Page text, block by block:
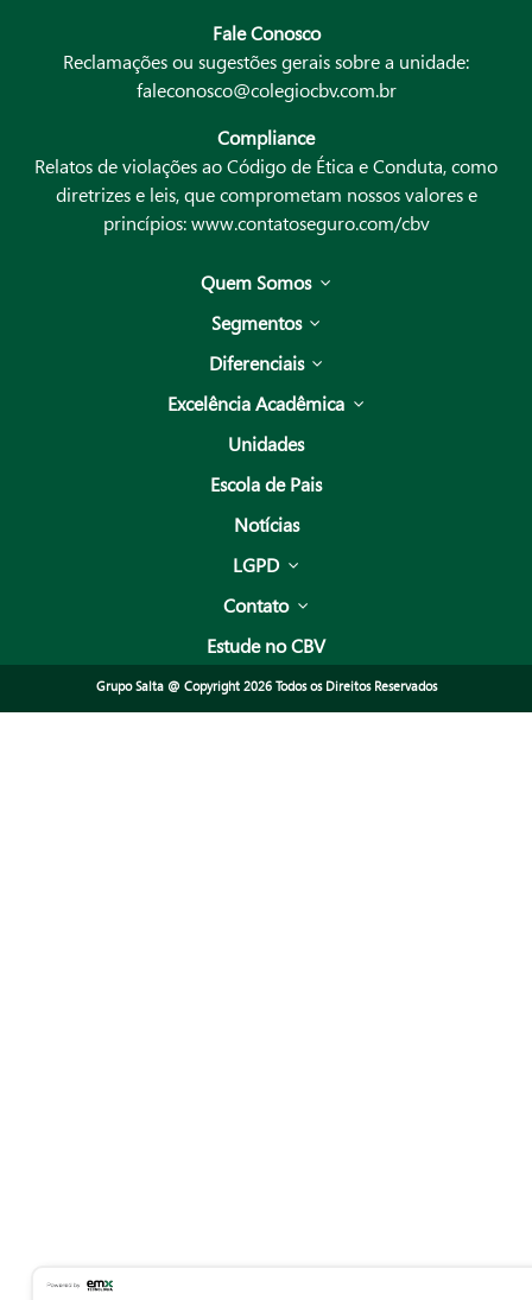
Fale Conosco
Reclamações ou sugestões gerais sobre a unidade:
faleconosco@colegiocbv.com.br
Compliance
Relatos de violações ao Código de Ética e Conduta, como
diretrizes e leis, que comprometam nossos valores e
princípios:www.contatoseguro.com/cbv
Quem Somos
Segmentos
Diferenciais
Excelência Acadêmica
Unidades
Escola de Pais
Notícias
LGPD
Contato
Estude no CBV
Grupo Salta @ Copyright 2026 Todos os Direitos Reservados